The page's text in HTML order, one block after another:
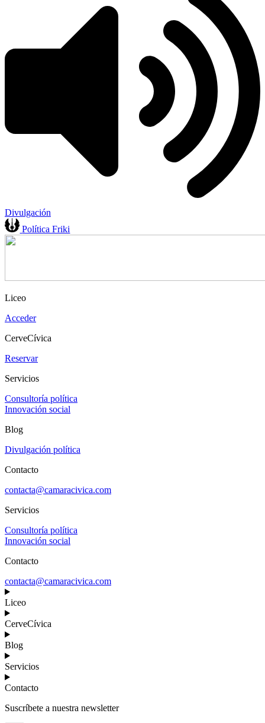
Divulgación
Política Friki
Liceo
Acceder
CerveCívica
Reservar
Servicios
Consultoría política
Innovación social
Blog
Divulgación política
Contacto
contacta@camaracivica.com
Servicios
Consultoría política
Innovación social
Contacto
contacta@camaracivica.com
Liceo
CerveCívica
Blog
Servicios
Contacto
Suscríbete a nuestra newsletter